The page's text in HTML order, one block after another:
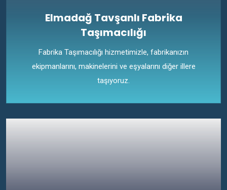
Elmadağ Tavşanlı Fabrika
Taşımacılığı
Fabrika Taşımacılığı hizmetimizle, fabrikanızın
ekipmanlarını, makinelerini ve eşyalarını diğer illere
taşıyoruz.